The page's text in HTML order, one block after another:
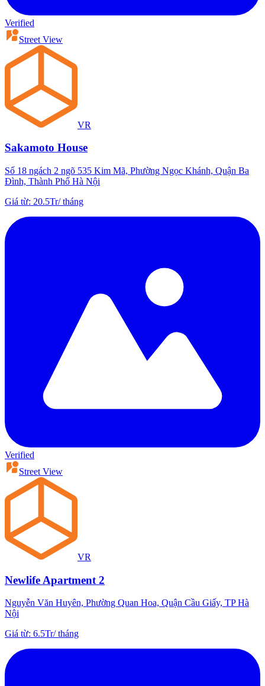
Verified
Street View
VR
Sakamoto House
Số 18 ngách 2 ngõ 535 Kim Mã, Phường Ngọc Khánh, Quận Ba
Đình, Thành Phố Hà Nội
Giá từ: 20.5Tr/tháng
Verified
Street View
VR
Newlife Apartment 2
Nguyễn Văn Huyên, Phường Quan Hoa, Quận Cầu Giấy, TP Hà
Nội
Giá từ: 6.5Tr/tháng